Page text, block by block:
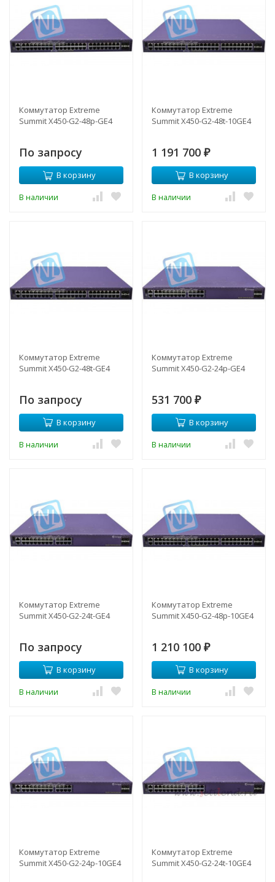
Коммутатор Extreme
Summit X450-G2-48p-GE4
По запросу
В корзину
В наличии
Коммутатор Extreme
Summit X450-G2-48t-10GE4
1 191 700 ₽
В корзину
В наличии
Коммутатор Extreme
Summit X450-G2-48t-GE4
По запросу
В корзину
В наличии
Коммутатор Extreme
Summit X450-G2-24p-GE4
531 700 ₽
В корзину
В наличии
Коммутатор Extreme
Summit X450-G2-24t-GE4
По запросу
В корзину
В наличии
Коммутатор Extreme
Summit X450-G2-48p-10GE4
1 210 100 ₽
В корзину
В наличии
Коммутатор Extreme
Summit X450-G2-24p-10GE4
Коммутатор Extreme
Summit X450-G2-24t-10GE4